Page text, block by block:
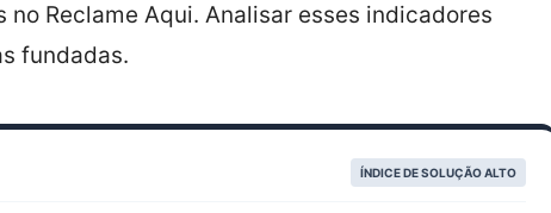
Reclame Aqui. Analisar esses indicadores
fundadas.
ÍNDICE DE SOLUÇÃO ALTO